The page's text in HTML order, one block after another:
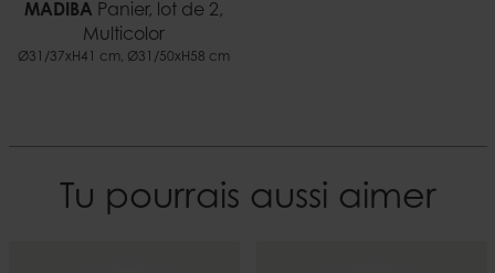
MADIBA Panier, lot de 2,
Multicolor
Ø31/37xH41 cm, Ø31/50xH58 cm
Tu pourrais aussi aimer